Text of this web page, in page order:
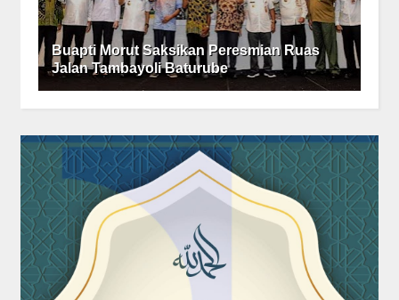
Buapti Morut Saksikan Peresmian Ruas
Jalan Tambayoli Baturube